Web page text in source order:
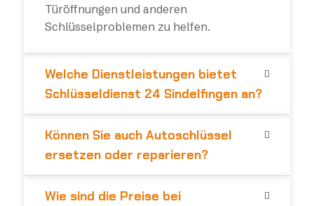
Türöffnungen und anderen
Schlüsselproblemen zu helfen.
Welche Dienstleistungen bietet
Schlüsseldienst 24 Sindelfingen an?
Können Sie auch Autoschlüssel
ersetzen oder reparieren?
Wie sind die Preise bei